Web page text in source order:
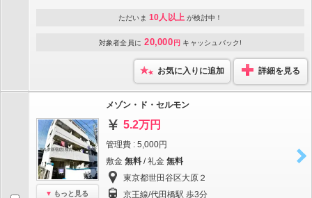
ただいま 10人以上 が検討中！
対象者全員に 20,000 円 キャッシュバック!
お気に入りに追加 詳細を見る
もっと見る
メゾン・ド・セルモン
5.2万円
管理費 : 5,000円
敷金 無料 / 礼金 無料
東京都世田谷区大原２
京王線/代田橋駅 歩3分